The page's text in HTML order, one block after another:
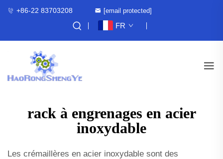
+86-22 83703208 [email protected]
FR
rack à engrenages en acier
inoxydable
Les crémaillères en acier inoxydable sont des